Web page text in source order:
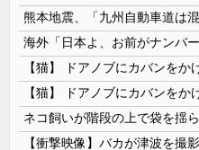
【衝撃映像】バカが津波を撮